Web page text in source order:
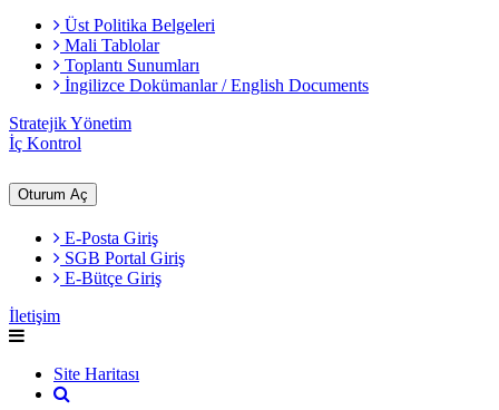
Üst Politika Belgeleri
Mali Tablolar
Toplantı Sunumları
İngilizce Dokümanlar / English Documents
Stratejik Yönetim
İç Kontrol
Oturum Aç
E-Posta Giriş
SGB Portal Giriş
E-Bütçe Giriş
İletişim
Site Haritası